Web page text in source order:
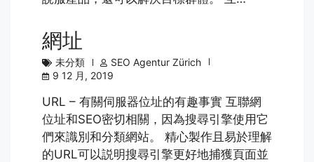
網址
未分類
SEO Agentur Zürich
9 12 月, 2019
URL – 有關伺服器位址的有趣事實 互聯網
位址和SEO密切相關，因為搜尋引擎使用它
們來識別和分類網站。 精心製作且易於理解
的URL可以説明搜尋引擎更好地捕獲頁面並